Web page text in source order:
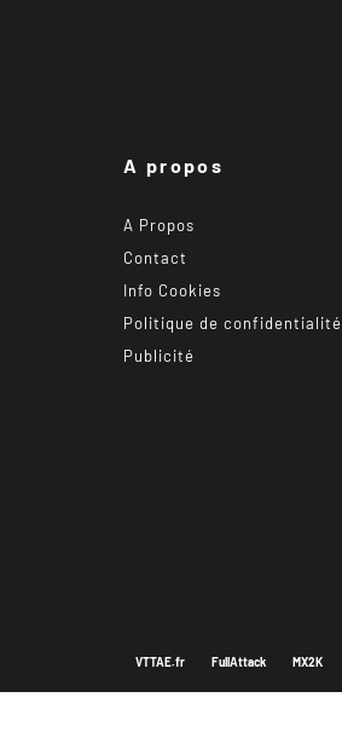
A propos
A Propos
Contact
Info Cookies
Politique de confidentialité
Publicité
VTTAE.fr FullAttack MX2K